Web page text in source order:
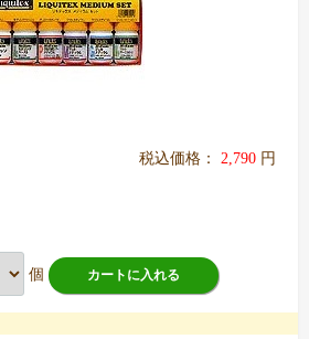
税込価格： 2,790 円
個 カートに入れる